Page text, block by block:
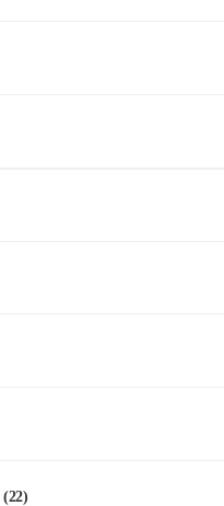
(22)